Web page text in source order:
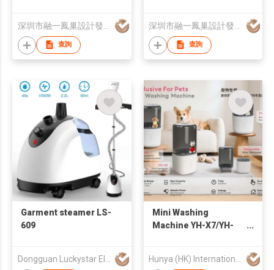
查詢 查詢
Garment steamer LS-
609
Mini Washing
Machine YH-X7/YH-